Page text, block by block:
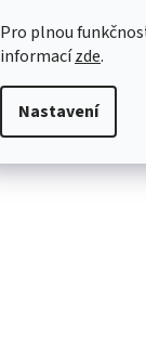
Pro plnou
informacízde.
Nastavení